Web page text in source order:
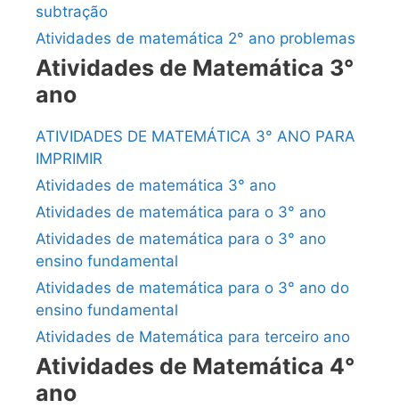
subtração
Atividades de matemática 2° ano problemas
Atividades de Matemática 3°
ano
ATIVIDADES DE MATEMÁTICA 3° ANO PARA
IMPRIMIR
Atividades de matemática 3° ano
Atividades de matemática para o 3° ano
Atividades de matemática para o 3° ano
ensino fundamental
Atividades de matemática para o 3° ano do
ensino fundamental
Atividades de Matemática para terceiro ano
Atividades de Matemática 4°
ano